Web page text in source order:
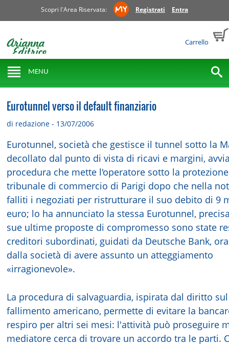
Scopri l'Area Riservata: Registrati Entra
Carrello
MENU
Eurotunnel verso il default finanziario
di redazione - 13/07/2006
Eurotunnel, società che gestisce il tunnel sotto la
decollato dal punto di vista di ricavi e margini,
procedura che mette l'operatore sotto la
tribunale di commercio di Parigi dopo che nella
falliti i negoziati per ristrutturare il suo debito di 9
euro; lo ha annunciato la stessa Eurotunnel,
sue ultime proposte di compromesso sono state
creditori subordinati, guidati da Deutsche Bank,
dalla società di avere assunto un atteggiamento
«irragionevole».
La procedura di salvaguardia, ispirata dal diritto sul
fallimento americano, permette di evitare la
respiro per altri sei mesi: l'attività può proseguire
mediatore cerca di trovare un accordo tra le parti.